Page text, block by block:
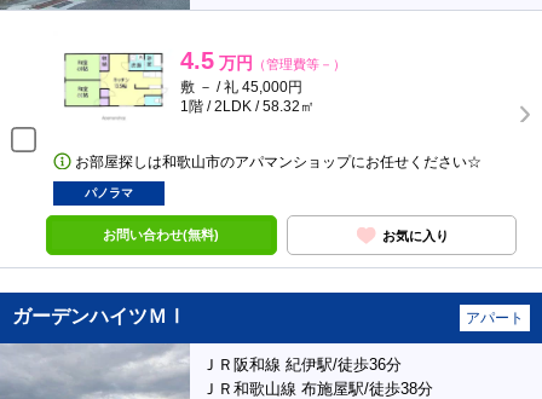
4.5 万円 （管理費等－）
敷 － / 礼 45,000円
1階 / 2LDK / 58.32㎡
お部屋探しは和歌山市のアパマンショップにお任せください☆
パノラマ
お問い合わせ(無料) お気に入り
ガーデンハイツＭⅠ アパート
ＪＲ阪和線 紀伊駅/徒歩36分
ＪＲ和歌山線 布施屋駅/徒歩38分